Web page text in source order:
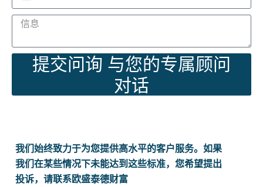
提交问询 与您的专属顾问
对话
我们始终致力于为您提供高水平的客户服务。如果
我们在某些情况下未能达到这些标准，您希望提出
投诉，请联系欧盛泰德财富